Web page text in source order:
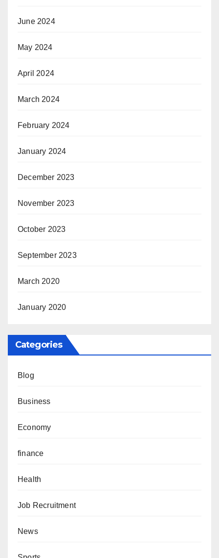
June 2024
May 2024
April 2024
March 2024
February 2024
January 2024
December 2023
November 2023
October 2023
September 2023
March 2020
January 2020
Categories
Blog
Business
Economy
finance
Health
Job Recruitment
News